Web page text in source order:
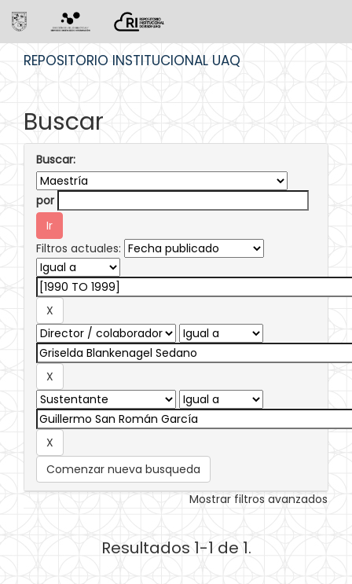
REPOSITORIO INSTITUCIONAL UAQ
Buscar
Buscar:
por
Filtros actuales:
Comenzar nueva busqueda
Mostrar filtros avanzados
Resultados 1-1 de 1.